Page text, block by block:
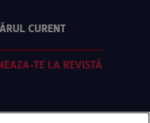
CURENT
TE LA REVISTĂ